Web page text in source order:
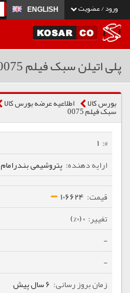
ورود / عضویت ENGLISH
پلی اتیلن سبک فیلم 0075
بورس کالا اطلاعیه عرضه بورس کالا
سبک فیلم 0075
1
پتروشیمی بندرامام
106624
0 (0%)
-
-
6 سال پیش